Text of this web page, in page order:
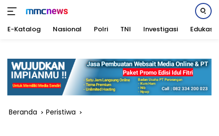
konten
E-Katalog Nasional Polri TNI Investigasi Edukasi
Beranda Peristiwa